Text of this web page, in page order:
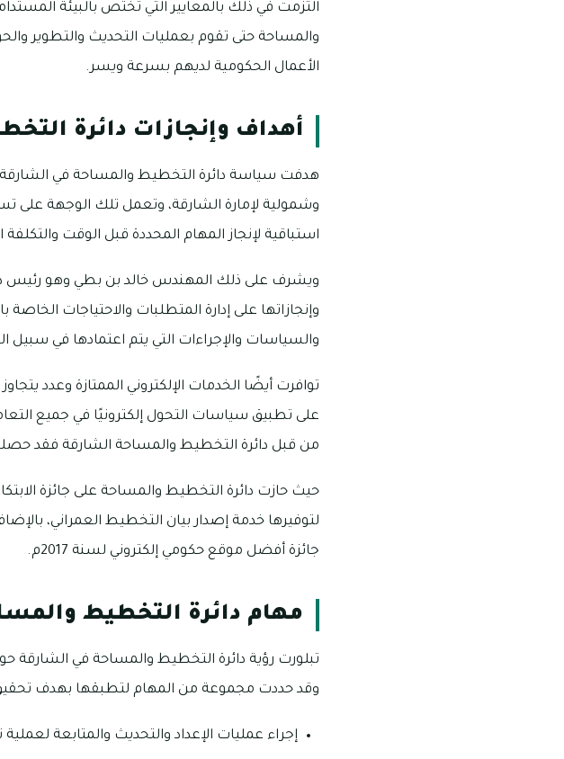
التزمت في ذلك بالمعايير التي تختص بالبيئة
والمساحة حتى تقوم بعمليات التحديث والتطوير
الأعمال الحكومية لديهم بسرعة ويسر.
أهداف وإنجازات دائرة
هدفت سياسة دائرة التخطيط والمساحة في
وشمولية لإمارة الشارقة، وتعمل تلك الوجهة على
استباقية لإنجاز المهام المحددة قبل الوقت والتكلفة
ويشرف على ذلك المهندس خالد بن بطي وهو رئيس
وإنجازاتها على إدارة المتطلبات والاحتياجات
والسياسات والإجراءات التي يتم اعتمادها في
على تطبيق سياسات التحول إلكترونيًا في جميع
من قبل دائرة التخطيط والمساحة الشارقة فقد
حيث حازت دائرة التخطيط والمساحة على جائزة
لتوفيرها خدمة إصدار بيان التخطيط العمراني،
جائزة أفضل موقع حكومي إلكتروني لسنة 2017م.
مهام دائرة التخطيط
تبلورت رؤية دائرة التخطيط والمساحة في الشارقة
وقد حددت مجموعة من المهام لتطبقها بهدف تحقيق
إجراء عمليات الإعداد والتحديث والمتابعة